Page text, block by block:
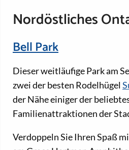
Nordöstliches
Bell Park
Dieser weitläufige Park am
zwei der besten Rodelhügel
der Nähe einiger der
Familienattraktionen der
Verdoppeln Sie Ihren Spaß